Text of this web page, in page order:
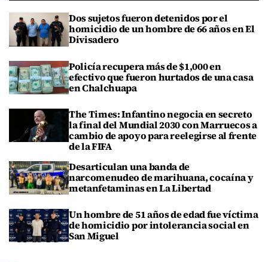
Dos sujetos fueron detenidos por el
homicidio de un hombre de 66 años en El
Divisadero
Policía recupera más de $1,000 en
efectivo que fueron hurtados de una casa
en Chalchuapa
The Times: Infantino negocia en secreto
la final del Mundial 2030 con Marruecos a
cambio de apoyo para reelegirse al frente
de la FIFA
Desarticulan una banda de
narcomenudeo de marihuana, cocaína y
metanfetaminas en La Libertad
Un hombre de 51 años de edad fue víctima
de homicidio por intolerancia social en
San Miguel